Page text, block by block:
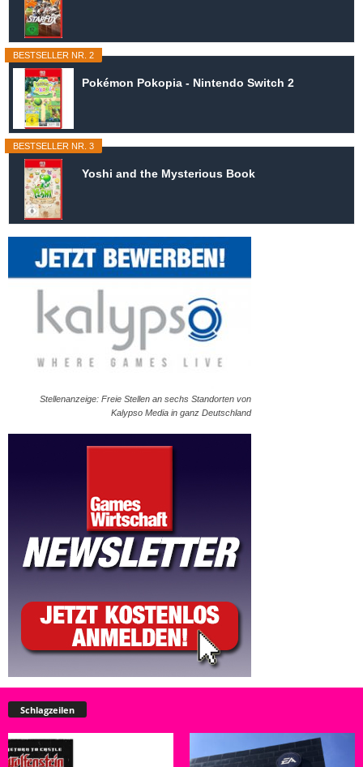
BESTSELLER NR. 2
Pokémon Pokopia - Nintendo Switch 2
BESTSELLER NR. 3
Yoshi and the Mysterious Book
Stellenanzeige: Freie Stellen an sechs Standorten von
Kalypso Media in ganz Deutschland
Schlagzeilen